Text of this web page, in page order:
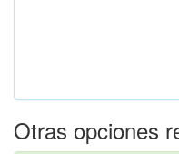
Otras opciones